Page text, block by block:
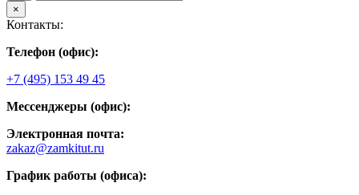
×
Контакты:
Телефон (офис):
+7 (495) 153 49 45
Мессенджеры (офис):
Электронная почта:
zakaz@zamkitut.ru
График работы (офиса):